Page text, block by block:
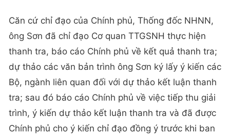
Căn cứ chỉ đạo của Chính phủ, Thống đốc NHNN,
ông Sơn đã chỉ đạo Cơ quan TTGSNH thực hiện
thanh tra, báo cáo Chính phủ về kết quả thanh tra;
dự thảo các văn bản trình ông Sơn ký lấy ý kiến các
Bộ, ngành liên quan đối với dự thảo kết luận thanh
tra; sau đó báo cáo Chính phủ về việc tiếp thu giải
trình, ý kiến dự thảo kết luận thanh tra và đã được
Chính phủ cho ý kiến chỉ đạo đồng ý trước khi ban